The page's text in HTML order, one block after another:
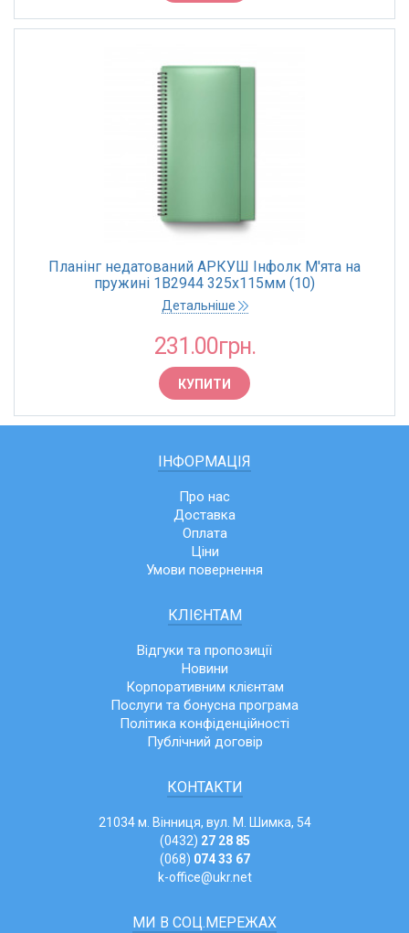
Планінг недатований АРКУШ Інфолк М'ята на
пружині 1В2944 325х115мм (10)
Детальніше
231.00грн.
КУПИТИ
ІНФОРМАЦІЯ
Про нас
Доставка
Оплата
Ціни
Умови повернення
КЛІЄНТАМ
Відгуки та пропозиції
Новини
Корпоративним клієнтам
Послуги та бонусна програма
Політика конфіденційності
Публічний договір
КОНТАКТИ
21034 м. Вінниця, вул. М. Шимка, 54
(0432) 27 28 85
(068) 074 33 67
k-office@ukr.net
МИ В СОЦ.МЕРЕЖАХ